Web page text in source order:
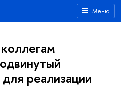
Меню
реализации